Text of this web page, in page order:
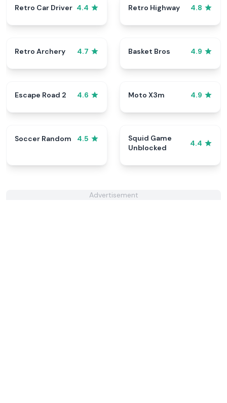
Retro Car Driver 4.4 Retro Highway 4.8
Retro Archery 4.7 Basket Bros 4.9
Escape Road 2 4.6 Moto X3m 4.9
Soccer Random 4.5
Squid Game
Unblocked
4.4
Advertisement